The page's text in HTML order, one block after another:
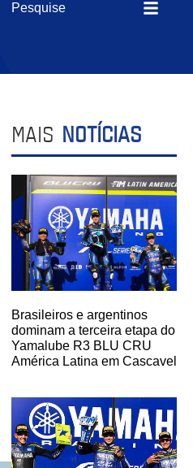
MAIS NOTÍCIAS
Brasileiros e argentinos
dominam a terceira etapa do
Yamalube R3 BLU CRU
América Latina em Cascavel